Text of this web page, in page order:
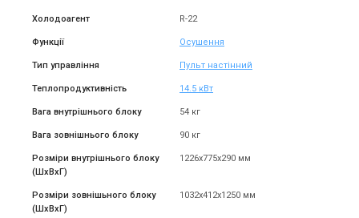
Холодоагент R-22
Функції Осушення
Тип управління Пульт настінний
Теплопродуктивність 14.5 кВт
Вага внутрішнього блоку 54 кг
Вага зовнішнього блоку 90 кг
Розміри внутрішнього блоку
(ШxВxГ)
1226х775х290 мм
Розміри зовнішьного блоку
(ШxВxГ)
1032х412х1250 мм